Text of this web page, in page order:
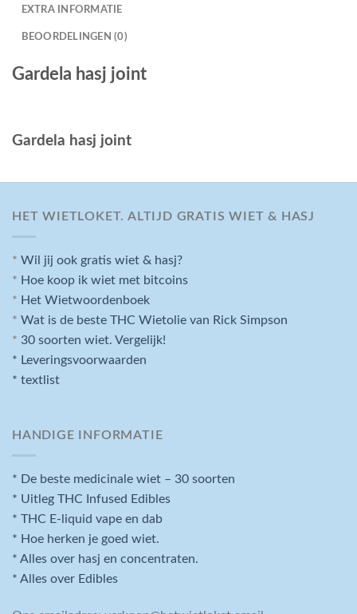
EXTRA INFORMATIE
BEOORDELINGEN (0)
Gardela hasj joint
Gardela hasj joint
HET WIETLOKET. ALTIJD GRATIS WIET & HASJ
* Wil jij ook gratis wiet & hasj?
* Hoe koop ik wiet met bitcoins
* Het Wietwoordenboek
* Wat is de beste THC Wietolie van Rick Simpson
* 30 soorten wiet. Vergelijk!
* Leveringsvoorwaarden
* textlist
HANDIGE INFORMATIE
* De beste medicinale wiet – 30 soorten
* Uitleg THC Infused Edibles
* THC E-liquid vape en dab
* Hoe herken je goed wiet.
* Alles over hasj en concentraten.
* Alles over Edibles